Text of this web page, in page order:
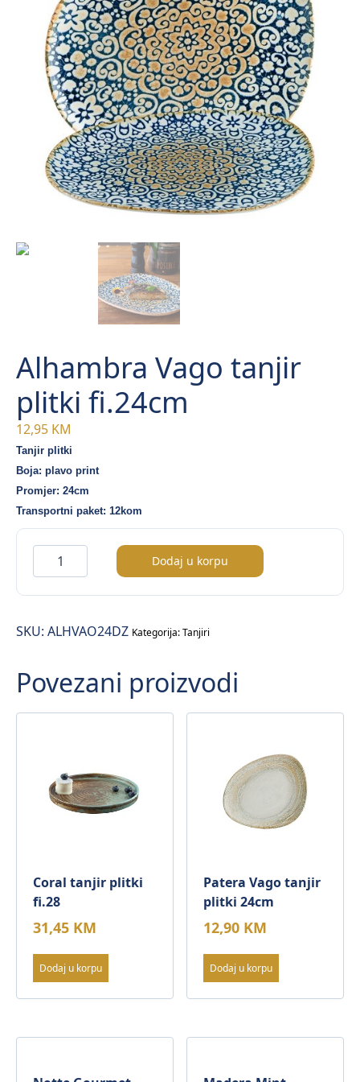
Alhambra Vago tanjir
plitki fi.24cm
12,95 KM
Tanjir plitki
Boja: plavo print
Promjer: 24cm
Transportni paket: 12kom
Alhambra
Vago
tanjir
fi.24cm
Dodaj u korpu
SKU: ALHVAO24DZ Kategorija:Tanjiri
Povezani proizvodi
Coral tanjir plitki
fi.28
31,45 KM
Dodaj u korpu
Patera Vago tanjir
plitki 24cm
12,90 KM
Dodaj u korpu